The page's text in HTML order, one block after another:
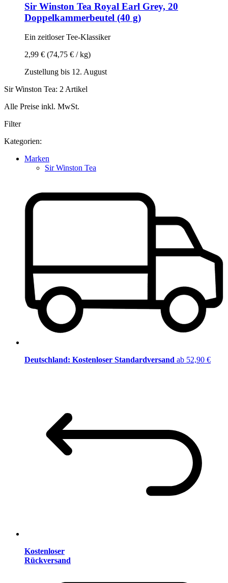
Sir Winston Tea Royal Earl Grey, 20
Doppelkammerbeutel (40 g)
Ein zeitloser Tee-​Klassiker
2,99 € (74,75 € / kg)
Zustellung bis 12. August
Sir Winston Tea: 2 Artikel
Alle Preise inkl. MwSt.
Filter
Kategorien:
Marken
Sir Winston Tea
Deutschland: Kostenloser Standardversand ab 52,90 €
Kostenloser
Rückversand